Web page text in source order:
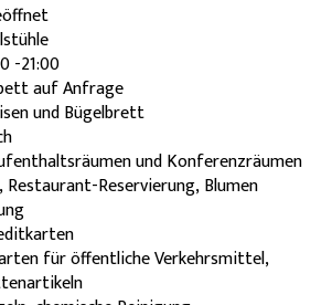
-21:00
auf Anfrage
und Bügelbrett
und Konferenzräumen
Restaurant-Reservierung, Blumen
für öffentliche Verkehrsmittel,